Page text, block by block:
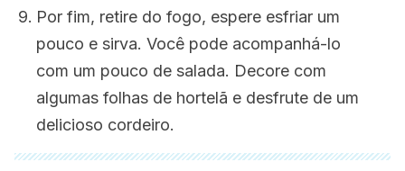
Por fim, retire do fogo, espere esfriar um
pouco e sirva. Você pode acompanhá-lo
com um pouco de salada. Decore com
algumas folhas de hortelã e desfrute de um
delicioso cordeiro.